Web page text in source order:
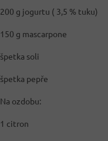
200 g jogurtu ( 3,5 % tuku)
150 g mascarpone
špetka soli
špetka pepře
Na ozdobu:
1 citron